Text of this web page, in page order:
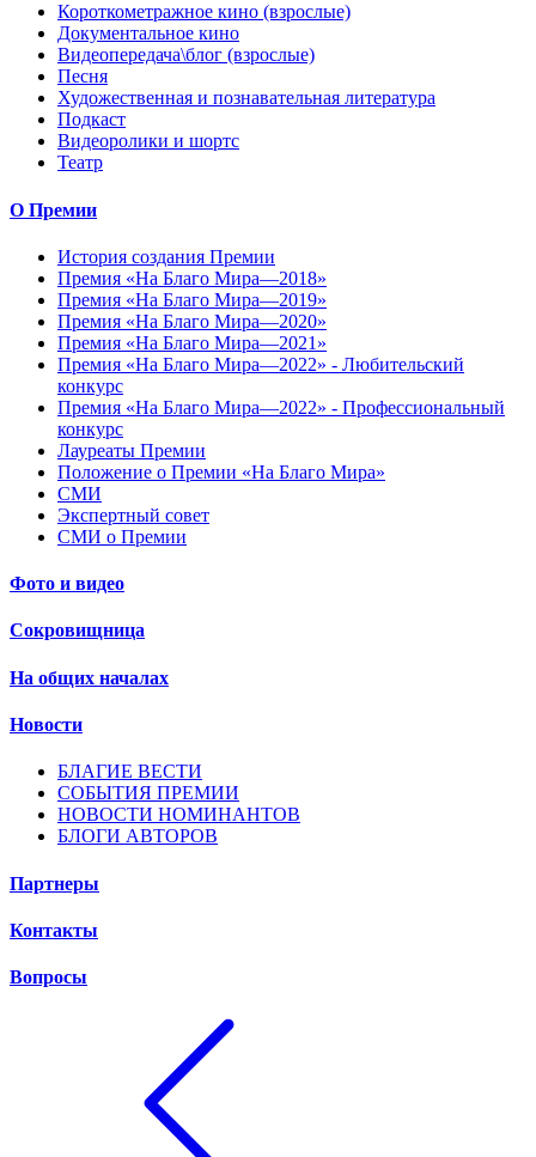
Короткометражное кино (взрослые)
Документальное кино
Видеопередача\блог (взрослые)
Песня
Художественная и познавательная литература
Подкаст
Видеоролики и шортс
Театр
О Премии
История создания Премии
Премия «На Благо Мира—2018»
Премия «На Благо Мира—2019»
Премия «На Благо Мира—2020»
Премия «На Благо Мира—2021»
Премия «На Благо Мира—2022» - Любительский
конкурс
Премия «На Благо Мира—2022» - Профессиональный
конкурс
Лауреаты Премии
Положение о Премии «На Благо Мира»
СМИ
Экспертный совет
СМИ о Премии
Фото и видео
Сокровищница
На общих началах
Новости
БЛАГИЕ ВЕСТИ
СОБЫТИЯ ПРЕМИИ
НОВОСТИ НОМИНАНТОВ
БЛОГИ АВТОРОВ
Партнеры
Контакты
Вопросы